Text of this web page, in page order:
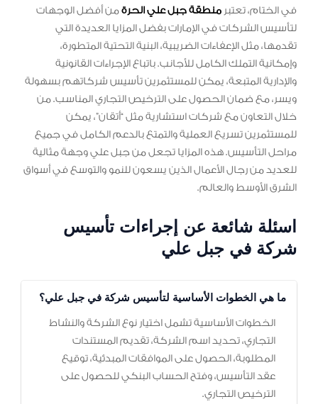
في الختام، تعتبر منطقة جبل علي الحرةمن أفضل الوجهات
لتأسيس الشركات في الإمارات بفضل المزايا العديدة التي
تقدمها، مثل الإعفاءات الضريبية، البنية التحتية المتطورة،
وإمكانية التملك الكامل للأجانب. باتباع الإجراءات القانونية
والإدارية المتبعة، يمكن للمستثمرين تأسيس شركاتهم بسهولة
ويسر، مع ضمان الحصول على الترخيص التجاري المناسب. من
خلال التعاون مع شركات استشارية مثل “أتقان”، يمكن
للمستثمرين تسريع العملية والتمتع بالدعم الكامل في جميع
مراحل التأسيس. هذه المزايا تجعل من جبل علي وجهة مثالية
للعديد من رجال الأعمال الذين يسعون للنمو والتوسع في أسواق
الشرق الأوسط والعالم.
اسئلة شائعة عن إجراءات تأسيس
شركة في جبل علي
ما هي الخطوات الأساسية لتأسيس شركة في جبل علي؟
الخطوات الأساسية تشمل اختيار نوع الشركة والنشاط
التجاري، تحديد اسم الشركة، تقديم المستندات
المطلوبة، الحصول على الموافقات المبدئية، توقيع
عقد التأسيس، وفتح الحساب البنكي للحصول على
الترخيص التجاري.